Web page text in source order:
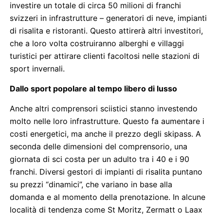
investire un totale di circa 50 milioni di franchi
svizzeri in infrastrutture – generatori di neve, impianti
di risalita e ristoranti. Questo attirerà altri investitori,
che a loro volta costruiranno alberghi e villaggi
turistici per attirare clienti facoltosi nelle stazioni di
sport invernali.
Dallo sport popolare al tempo libero di lusso
Anche altri comprensori sciistici stanno investendo
molto nelle loro infrastrutture. Questo fa aumentare i
costi energetici, ma anche il prezzo degli skipass. A
seconda delle dimensioni del comprensorio, una
giornata di sci costa per un adulto tra i 40 e i 90
franchi. Diversi gestori di impianti di risalita puntano
su prezzi “dinamici”, che variano in base alla
domanda e al momento della prenotazione. In alcune
località di tendenza come St Moritz, Zermatt o Laax